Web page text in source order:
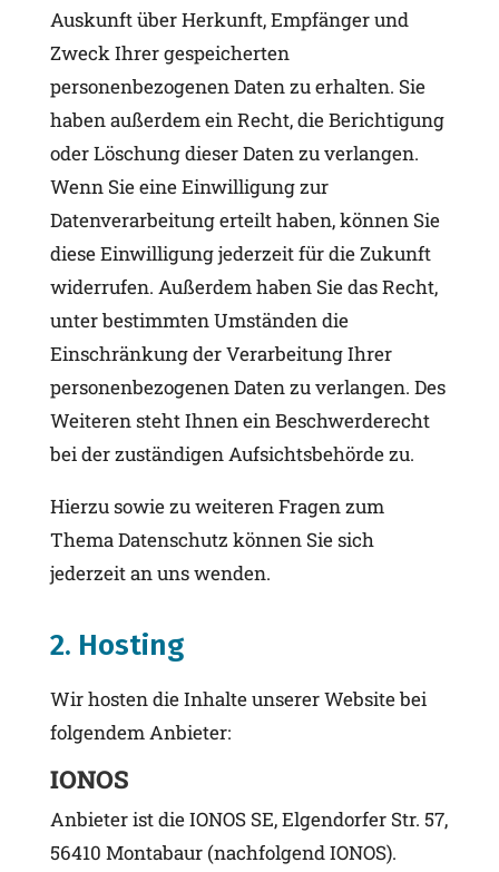
Auskunft über Herkunft, Empfänger und
Zweck Ihrer gespeicherten
personenbezogenen Daten zu erhalten. Sie
haben außerdem ein Recht, die Berichtigung
oder Löschung dieser Daten zu verlangen.
Wenn Sie eine Einwilligung zur
Datenverarbeitung erteilt haben, können Sie
diese Einwilligung jederzeit für die Zukunft
widerrufen. Außerdem haben Sie das Recht,
unter bestimmten Umständen die
Einschränkung der Verarbeitung Ihrer
personenbezogenen Daten zu verlangen. Des
Weiteren steht Ihnen ein Beschwerderecht
bei der zuständigen Aufsichtsbehörde zu.
Hierzu sowie zu weiteren Fragen zum
Thema Datenschutz können Sie sich
jederzeit an uns wenden.
2. Hosting
Wir hosten die Inhalte unserer Website bei
folgendem Anbieter:
IONOS
Anbieter ist die IONOS SE, Elgendorfer Str. 57,
56410 Montabaur (nachfolgend IONOS).